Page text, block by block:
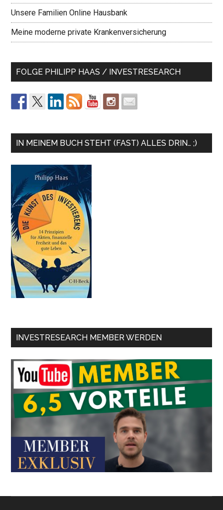
Unsere Familien Online Hausbank
Meine moderne private Krankenversicherung
FOLGE PHILIPP HAAS / INVESTRESEARCH
IN MEINEM BUCH STEHT (FAST) ALLES DRIN… ;)
INVESTRESEARCH MEMBER WERDEN